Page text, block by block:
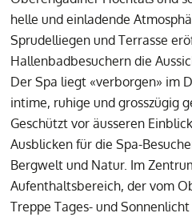
helle und einladende
Sprudelliegen und Terrasse
Hallenbadbesuchern die
Der Spa liegt «verborgen» im
intime, ruhige und grosszügig
Geschützt vor äusseren
Ausblicken für die Spa-
Bergwelt und Natur. Im
Aufenthaltsbereich, der vom
Treppe Tages- und